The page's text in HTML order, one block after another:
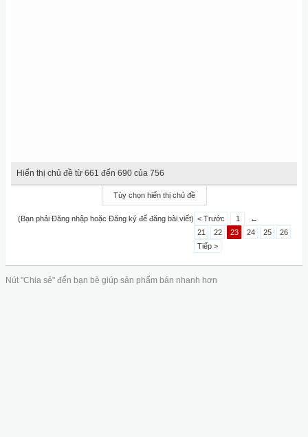
Hiển thị chủ đề từ 661 đến 690 của 756
Tùy chọn hiển thị chủ đề
(Bạn phải Đăng nhập hoặc Đăng ký để đăng bài viết) < Trước 1
←
21
22 23 24 25
26
Tiếp >
Nút "Chia sẻ" đến bạn bè giúp sản phẩm bán nhanh hơn